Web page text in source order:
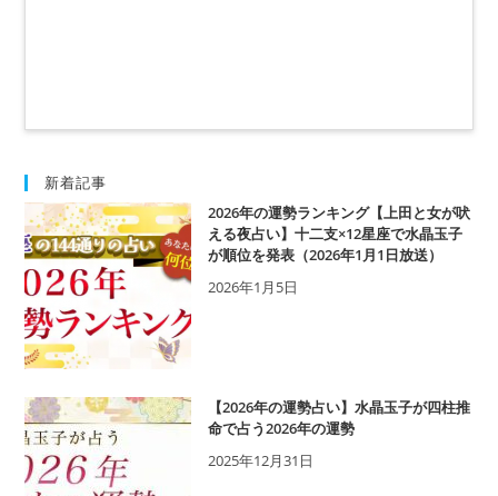
新着記事
2026年の運勢ランキング【上田と女が吠
える夜占い】十二支×12星座で水晶玉子
が順位を発表（2026年1月1日放送）
2026年1月5日
【2026年の運勢占い】水晶玉子が四柱推
命で占う2026年の運勢
2025年12月31日